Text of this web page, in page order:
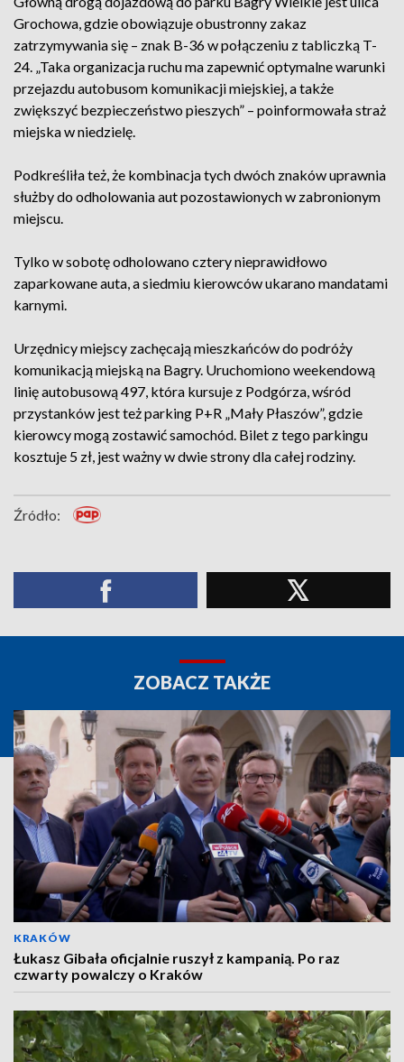
Grochowa, gdzie obowiązuje obustronny zakaz
zatrzymywania się – znak B-36 w połączeniu z tabliczką T-
24. „Taka organizacja ruchu ma zapewnić optymalne warunki
przejazdu autobusom komunikacji miejskiej, a także
zwiększyć bezpieczeństwo pieszych” – poinformowała straż
miejska w niedzielę.
Podkreśliła też, że kombinacja tych dwóch znaków uprawnia
służby do odholowania aut pozostawionych w zabronionym
miejscu.
Tylko w sobotę odholowano cztery nieprawidłowo
zaparkowane auta, a siedmiu kierowców ukarano mandatami
karnymi.
Urzędnicy miejscy zachęcają mieszkańców do podróży
komunikacją miejską na Bagry. Uruchomiono weekendową
linię autobusową 497, która kursuje z Podgórza, wśród
przystanków jest też parking P+R „Mały Płaszów”, gdzie
kierowcy mogą zostawić samochód. Bilet z tego parkingu
kosztuje 5 zł, jest ważny w dwie strony dla całej rodziny.
Źródło:
ZOBACZ TAKŻE
KRAKÓW
Łukasz Gibała oficjalnie ruszył z kampanią. Po raz
czwarty powalczy o Kraków